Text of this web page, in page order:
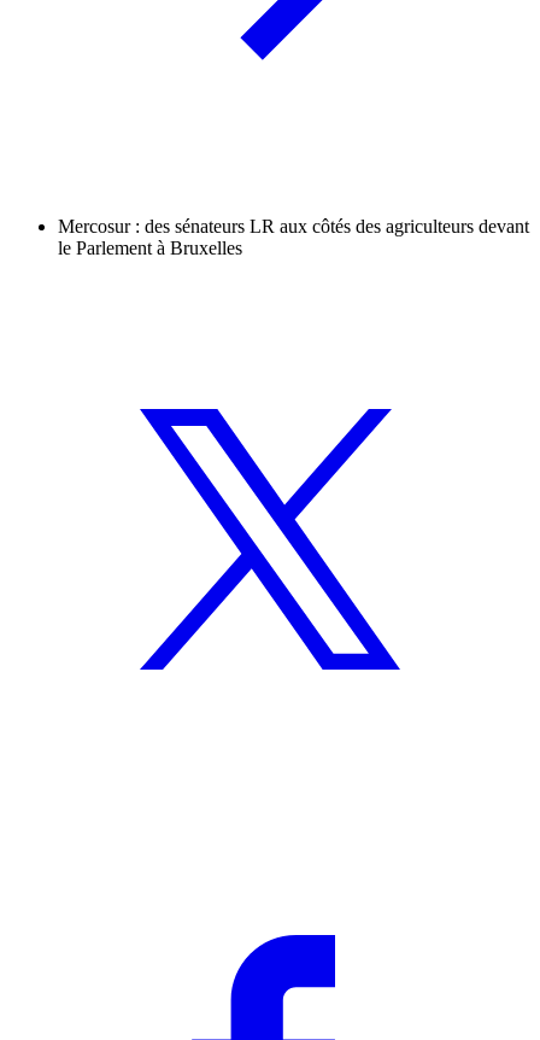
Mercosur : des sénateurs LR aux côtés des agriculteurs devant
le Parlement à Bruxelles